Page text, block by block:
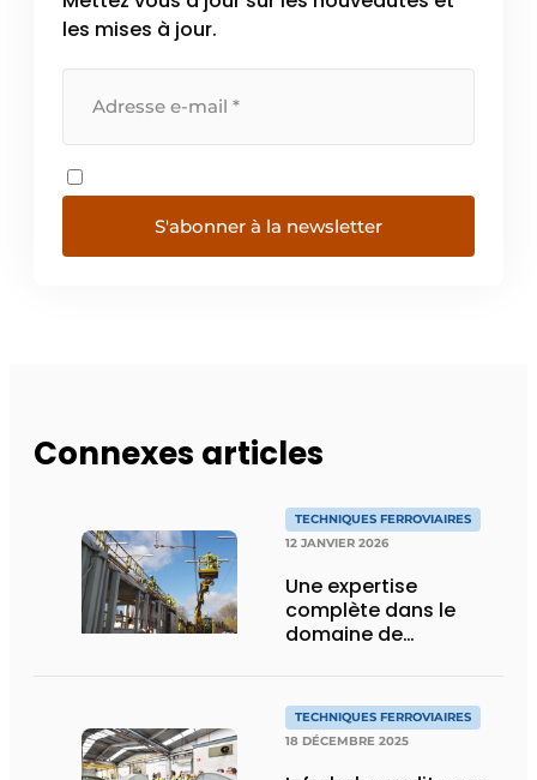
les mises à jour.
S'abonner à la newsletter
Connexes articles
TECHNIQUES FERROVIAIRES
12 JANVIER 2026
Une expertise
complète dans le
domaine de
TECHNIQUES FERROVIAIRES
18 DÉCEMBRE 2025